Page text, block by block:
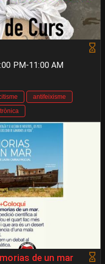
PM-11:00 AM
antifeixisme
de un mar